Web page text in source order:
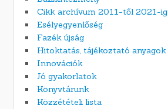
Cikk archívum 2011-től 2021-ig
Esélyegyenlőség
Fazék újság
Hitoktatás, tájékoztató anyagok
Innovációk
Jó gyakorlatok
Könyvtárunk
Közzétételi lista